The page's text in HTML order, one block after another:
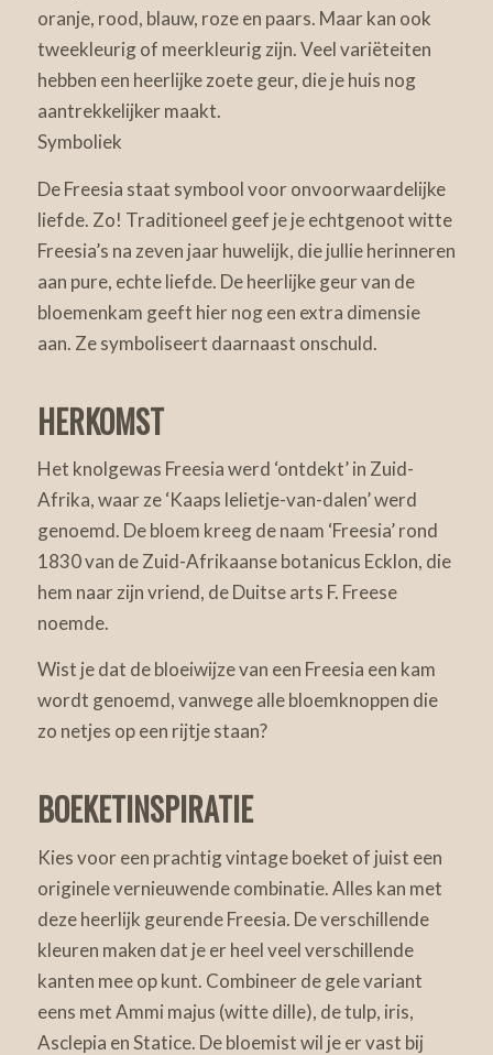
oranje, rood, blauw, roze en paars. Maar kan ook
tweekleurig of meerkleurig zijn. Veel variëteiten
hebben een heerlijke zoete geur, die je huis nog
aantrekkelijker maakt.
Symboliek
De Freesia staat symbool voor onvoorwaardelijke
liefde. Zo! Traditioneel geef je je echtgenoot witte
Freesia’s na zeven jaar huwelijk, die jullie herinneren
aan pure, echte liefde. De heerlijke geur van de
bloemenkam geeft hier nog een extra dimensie
aan. Ze symboliseert daarnaast onschuld.
HERKOMST
Het knolgewas Freesia werd ‘ontdekt’ in Zuid-
Afrika, waar ze ‘Kaaps lelietje-van-dalen’ werd
genoemd. De bloem kreeg de naam ‘Freesia’ rond
1830 van de Zuid-Afrikaanse botanicus Ecklon, die
hem naar zijn vriend, de Duitse arts F. Freese
noemde.
Wist je dat de bloeiwijze van een Freesia een kam
wordt genoemd, vanwege alle bloemknoppen die
zo netjes op een rijtje staan?
BOEKETINSPIRATIE
Kies voor een prachtig vintage boeket of juist een
originele vernieuwende combinatie. Alles kan met
deze heerlijk geurende Freesia. De verschillende
kleuren maken dat je er heel veel verschillende
kanten mee op kunt. Combineer de gele variant
eens met Ammi majus (witte dille), de tulp, iris,
Asclepia en Statice. De bloemist wil je er vast bij